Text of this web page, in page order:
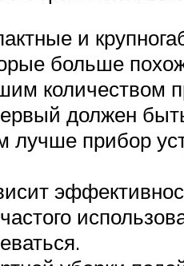
и
больше
количеством
должен
прибор